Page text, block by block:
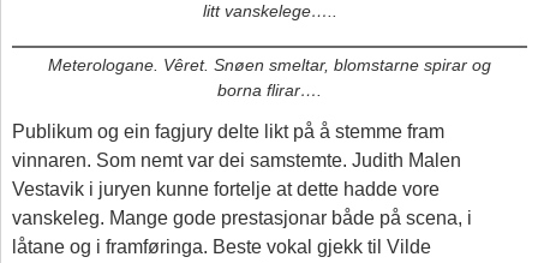
litt vanskelege…..
Meterologane. Vêret. Snøen smeltar, blomstarne spirar og
borna flirar….
Publikum og ein fagjury delte likt på å stemme fram
vinnaren. Som nemt var dei samstemte. Judith Malen
Vestavik i juryen kunne fortelje at dette hadde vore
vanskeleg. Mange gode prestasjonar både på scena, i
låtane og i framføringa. Beste vokal gjekk til Vilde